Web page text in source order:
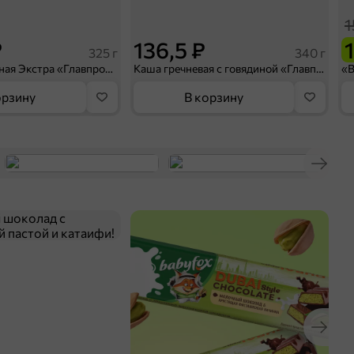
325 г
Свинина тушеная Экстра «Главпродукт», 325 г
136,5 ₽ 340 г
Каша гречневая с говядиной «Главпродукт», 340 г
В корзину